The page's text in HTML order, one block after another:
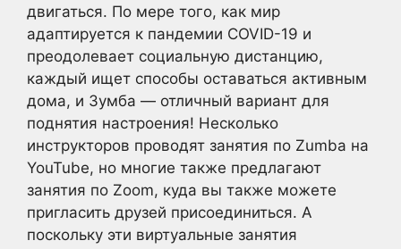
двигаться. По мере того, как мир
адаптируется к пандемии COVID-19 и
преодолевает социальную дистанцию,
каждый ищет способы оставаться активным
дома, и Зумба — отличный вариант для
поднятия настроения! Несколько
инструкторов проводят занятия по Zumba на
YouTube, но многие также предлагают
занятия по Zoom, куда вы также можете
пригласить друзей присоединиться. А
поскольку эти виртуальные занятия